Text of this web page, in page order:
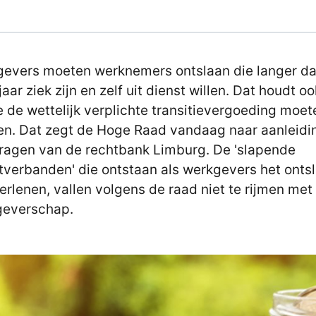
moeten werknemers ontslaan die langer
ziek zijn en zelf uit dienst willen. Dat houdt
de wettelijk verplichte transitievergoeding
Dat zegt de Hoge Raad vandaag naar
van de rechtbank Limburg. De 'slapende
die ontstaan als werkgevers het
vallen volgens de raad niet te rijmen